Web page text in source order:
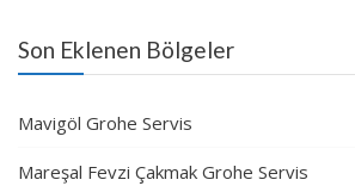
Son Eklenen Bölgeler
Mavigöl Grohe Servis
Mareşal Fevzi Çakmak Grohe Servis